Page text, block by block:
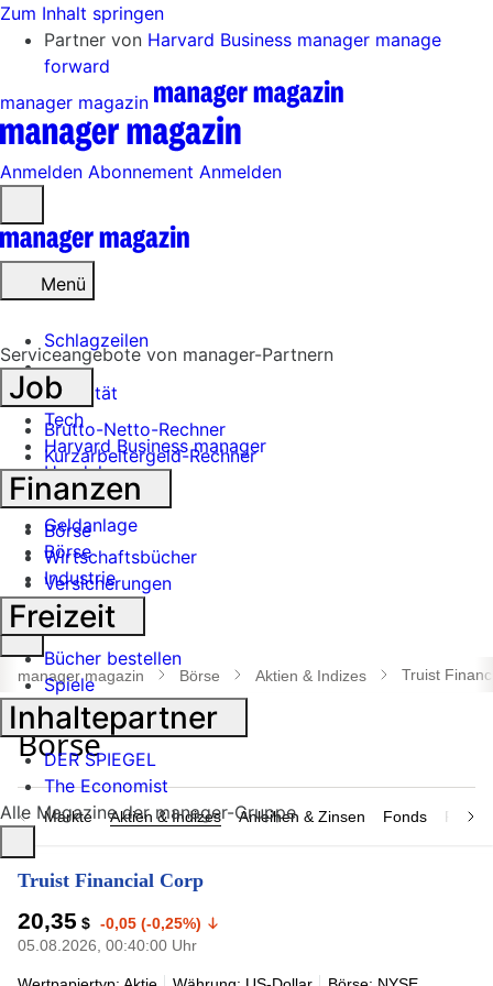
Zum Inhalt springen
Partner von Harvard Business manager manage
forward
manager magazin
Anmelden Abonnement Anmelden
öffnen
Menü
Schlagzeilen
Mobilität
Tech
Harvard Business manager
Handel
Banken
Geldanlage
Börse
Industrie
Suche
öffnen
manager magazin Börse Aktien & Indizes Truist
Märkte Aktien & Indizes Anleihen & Zinsen Fonds
Truist Financial Corp
20,35 $ -0,05 (-0,25%)
05.08.2026, 00:40:00 Uhr
Serviceangebote von manager-Partnern
Job
Brutto-Netto-Rechner
Kurzarbeitergeld-Rechner
Finanzen
Börse
Wirtschaftsbücher
Versicherungen
Freizeit
Bücher bestellen
Spiele
Inhaltepartner
DER SPIEGEL
The Economist
Alle Magazine der manager-Gruppe